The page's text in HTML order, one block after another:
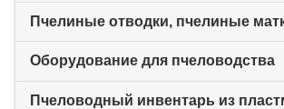
Оборудование для пчеловодства